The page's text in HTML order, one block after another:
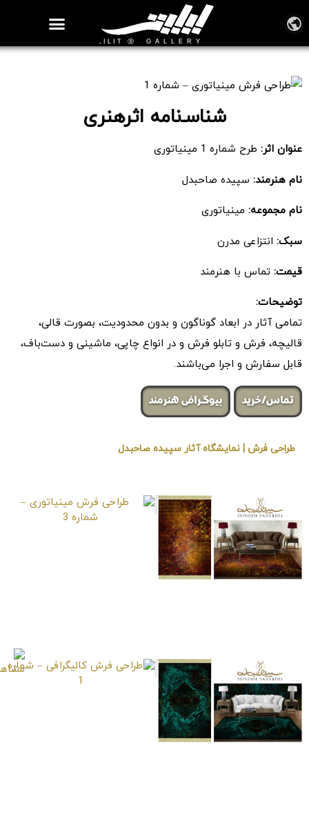
شناسـ‌نامه اثرهنری
عنوان اثر: طرح شماره 1 مینیاتوری
نام هنرمند: سپیده صاحبدل
نام مجموعه: مینیاتوری
سبک: انتزاعی مدرن
قیمت: تماس با هنرمند
توضیحات:
تمامی آثار در ابعاد گوناگون و بدون محدودیت، بصورت قالی،
قالیچه، فرش و تابلو فرش و در انواع چاپی، ماشینی و دست‌باف،
قابل سفارش و اجرا می‌باشند.
تماس/خرید بیوگرافی هنرمند
طراحی فرش ¦ نمایشگاه آثار سپیده صاحبدل